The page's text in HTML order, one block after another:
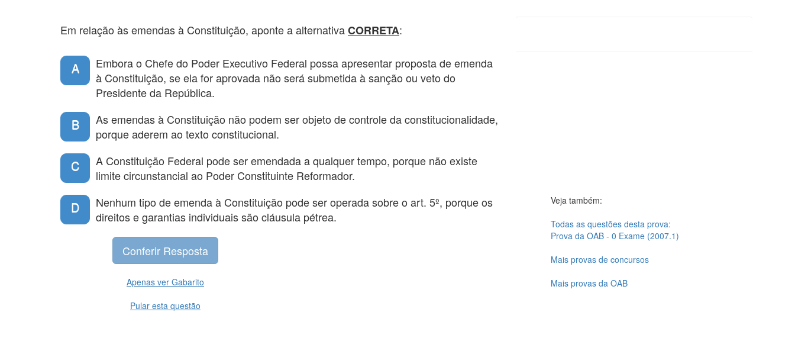
Em relação às emendas à Constituição, aponte a alternativaCORRETA:
A
Embora o Chefe do Poder Executivo Federal possa apresentar proposta de emenda
à Constituição, se ela for aprovada não será submetida à sanção ou veto do
Presidente da República.
B
As emendas à Constituição não podem ser objeto de controle da constitucionalidade,
porque aderem ao texto constitucional.
C
A Constituição Federal pode ser emendada a qualquer tempo, porque não existe
limite circunstancial ao Poder Constituinte Reformador.
D
Nenhum tipo de emenda à Constituição pode ser operada sobre o art. 5º, porque os
direitos e garantias individuais são cláusula pétrea.
Apenas ver Gabarito
Pular esta questão
Veja também:
Todas as questões desta prova:
Prova da OAB - 0 Exame (2007.1)
Mais provas de concursos
Mais provas da OAB